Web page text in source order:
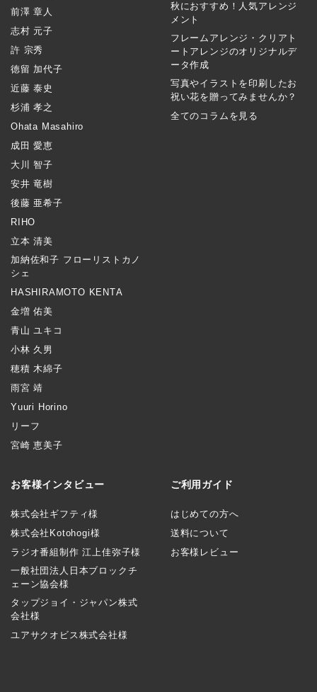
前澤 章人
志村 元子
許 宗秀
徳留 加代子
近藤 泰史
杉浦 孝之
Ohata Masahiro
成田 愛恵
大川 智子
安井 竜樹
後藤 亜希子
RIHO
立本 清美
加納佐和子 フローリストカノ
シェ
HASHIRAMOTO KENTA
金増 佑美
青山 ユキコ
小林 久男
穂積 木綿子
雨宮 靖
Yuuri Horino
リーフ
宮崎 恵美子
秋におすすめ！人気アレンジ
メント
フレームアレンジ・クリアト
ートアレンジのオリジナルデ
ータ作成
写真やイラストを印刷したお
祝い花を贈ってみませんか？
全てのコラムを見る
お客様インタビュー
株式会社ギフティ様
株式会社Kotohogi様
ラジオ番組制作 江上佳弥子様
一般社団法人日本ブロックチ
ェーン協会様
タップジョイ・ジャパン株式
会社様
ユアサクオビス株式会社様
ご利用ガイド
はじめての方へ
送料について
お客様レビュー